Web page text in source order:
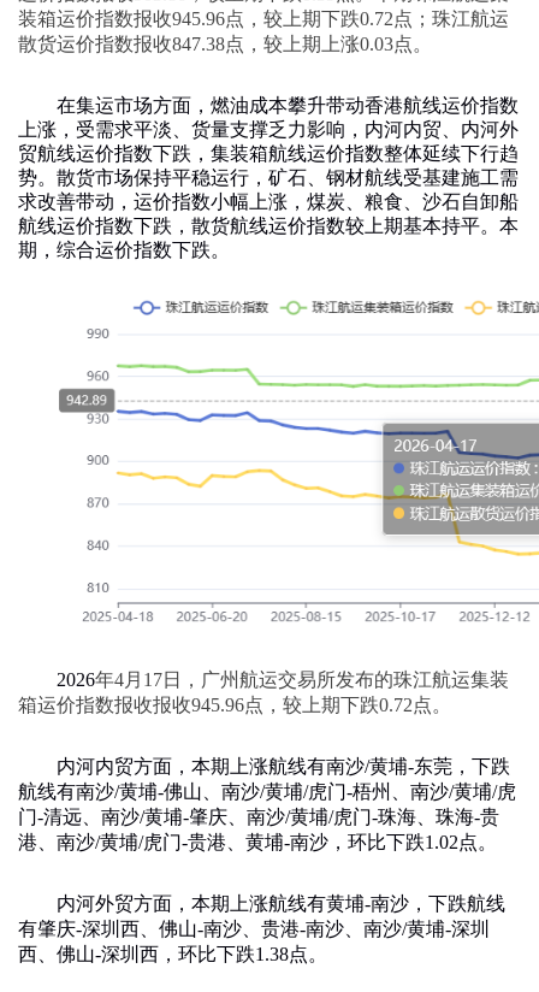
装箱运价指数报收945.96点，较上期下跌0.72点；珠江航运
散货运价指数报收847.38点，较上期上涨0.03点。
在集运市场方面，燃油成本攀升带动香港航线运价指数
上涨，受需求平淡、货量支撑乏力影响，内河内贸、内河外
贸航线运价指数下跌，集装箱航线运价指数整体延续下行趋
势。散货市场保持平稳运行，矿石、钢材航线受基建施工需
求改善带动，运价指数小幅上涨，煤炭、粮食、沙石自卸船
航线运价指数下跌，散货航线运价指数较上期基本持平。本
期，综合运价指数下跌。
2026年4月 17日，广州航运交易所发布的珠江航运集装
箱运价指数报收报收945.96点，较上期下跌0.72点。
内河内贸方面，本期上涨航线有南沙/黄埔-东莞，下跌
航线有南沙/黄埔-佛山、南沙/黄埔/虎门-梧州、南沙/黄埔/虎
门-清远、南沙/黄埔-肇庆、南沙/黄埔/虎门-珠海、珠海-贵
港、南沙/黄埔/虎门-贵港、黄埔-南沙，环比下跌1.02点。
内河外贸方面，本期上涨航线有黄埔-南沙，下跌航线
有肇庆-深圳西、佛山-南沙、贵港-南沙、南沙/黄埔-深圳
西、佛山-深圳西，环比下跌1.38点。